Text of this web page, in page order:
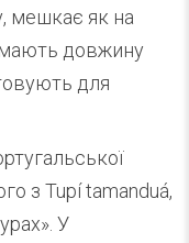
мешкає як на
мають довжину
для
з Tupí tamanduá,
У